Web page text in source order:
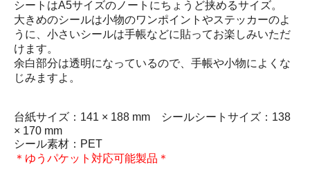
シートはA5サイズのノートにちょうど挟めるサイズ。
大きめのシールは小物のワンポイントやステッカーのよ
うに、小さいシールは手帳などに貼ってお楽しみいただ
けます。
余白部分は透明になっているので、手帳や小物によくな
じみますよ。
台紙サイズ：141 × 188 mm シールシートサイズ：138
× 170 mm
シール素材：PET
＊ゆうパケット対応可能製品＊